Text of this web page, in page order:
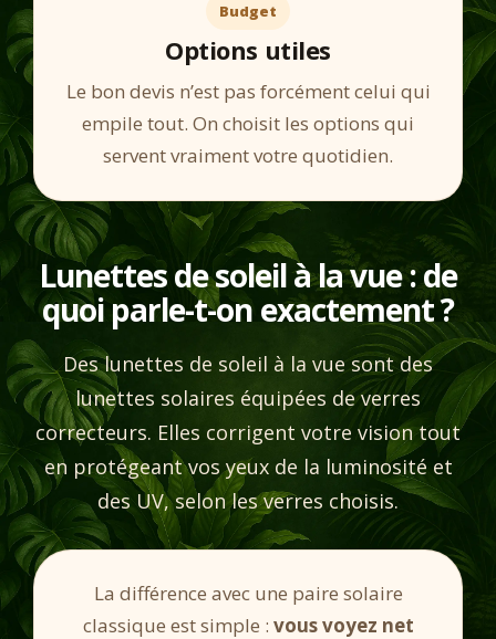
Budget
Options utiles
Le bon devis n’est pas forcément celui qui
empile tout. On choisit les options qui
servent vraiment votre quotidien.
Lunettes de soleil à la vue : de
quoi parle-t-on exactement ?
Des lunettes de soleil à la vue sont des
lunettes solaires équipées de verres
correcteurs. Elles corrigent votre vision tout
en protégeant vos yeux de la luminosité et
des UV, selon les verres choisis.
La différence avec une paire solaire
classique est simple : vous voyez net